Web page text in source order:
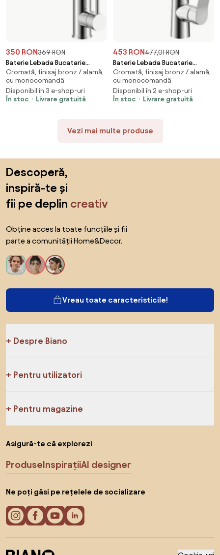
350 RON369 RON
Baterie Lebada Bucatarie
Sanobi Nobila, pipa inalta,
Negru, cartus ceramic D 40 mm
Cromată, finisaj bronz / alamă,
cu monocomandă
Disponibil în 3 e-shop-uri
În stoc
Livrare gratuită
453 RON477,01 RON
Baterie Lebada Bucatarie
Sanobi Lotus, pipa inalta,
Argintiu, cartus ceramic D 35
mm
Cromată, finisaj bronz / alamă,
cu monocomandă
Disponibil în 2 e-shop-uri
În stoc
Livrare gratuită
Vezi mai multe produse
Descoperă,
inspiră-te și
fii pe deplin creativ
Obține acces la toate funcțiile și fii
parte a comunității Home&Decor.
Vreau toate caracteristicile!
Despre Biano
Pentru utilizatori
Pentru magazine
Asigură-te că explorezi
ProduseInspirațiiAI designer
Ne poți găsi pe rețelele de socializare